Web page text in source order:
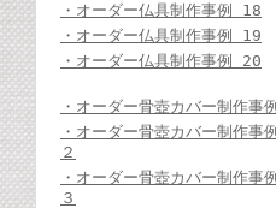
・オーダー仏具制作事例 18
・オーダー仏具制作事例 19
・オーダー仏具制作事例 20
・オーダー骨壺カバー制作事例
・オーダー骨壺カバー制作事例
２
・オーダー骨壺カバー制作事例
３